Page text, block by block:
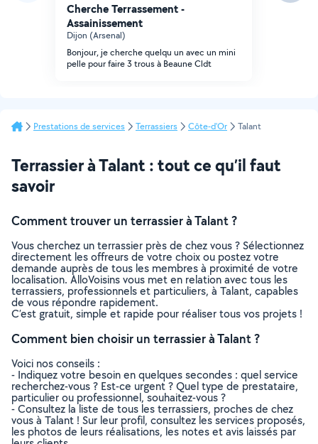
Cherche Terrassement -
Assainissement
Dijon (Arsenal)
Bonjour, je cherche quelqu un avec un mini
pelle pour faire 3 trous à Beaune Cldt
Prestations de services Terrassiers Côte-d'Or Talant
Terrassier à Talant : tout ce qu’il faut
savoir
Comment trouver un terrassier à Talant ?
Vous cherchez un terrassier près de chez vous ? Sélectionnez
directement les offreurs de votre choix ou postez votre
demande auprès de tous les membres à proximité de votre
localisation. AlloVoisins vous met en relation avec tous les
terrassiers, professionnels et particuliers, à Talant, capables
de vous répondre rapidement.
C’est gratuit, simple et rapide pour réaliser tous vos projets !
Comment bien choisir un terrassier à Talant ?
Voici nos conseils :
- Indiquez votre besoin en quelques secondes : quel service
recherchez-vous ? Est-ce urgent ? Quel type de prestataire,
particulier ou professionnel, souhaitez-vous ?
- Consultez la liste de tous les terrassiers, proches de chez
vous à Talant ! Sur leur profil, consultez les services proposés,
les photos de leurs réalisations, les notes et avis laissés par